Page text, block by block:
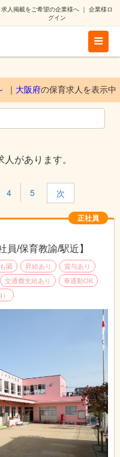
求人掲載をご希望の企業様へ｜ 企業様ロ
グイン
大阪府の保育求人を表示中
があります。
4 5 次
正社員
員/保育教諭/駅近】
園 昇給あり
賞与あり
交通費支給あり
車通勤OK